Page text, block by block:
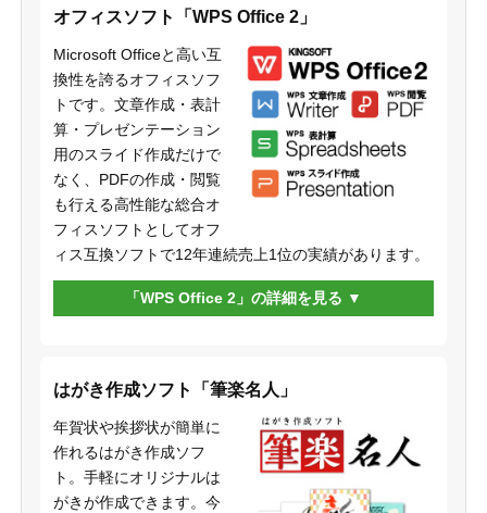
オフィスソフト「WPS Office 2」
Microsoft Officeと高い互
換性を誇るオフィスソフ
トです。文章作成・表計
算・プレゼンテーション
用のスライド作成だけで
なく、PDFの作成・閲覧
も行える高性能な総合オ
フィスソフトとしてオフ
ィス互換ソフトで12年連続売上1位の実績があります。
「WPS Office 2」の詳細を見る
はがき作成ソフト「筆楽名人」
年賀状や挨拶状が簡単に
作れるはがき作成ソフ
ト。手軽にオリジナルは
がきが作成できます。今